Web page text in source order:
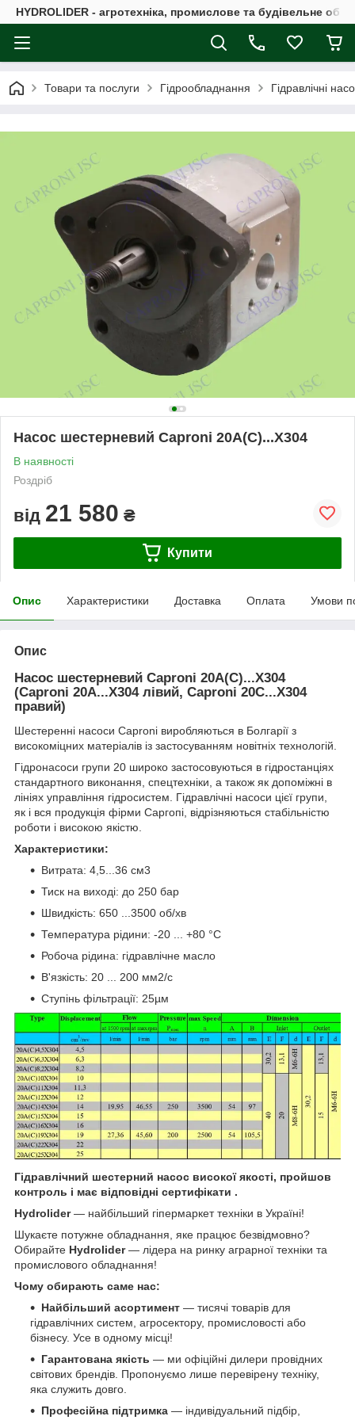
HYDROLIDER - агротехніка, промислове та будівельне
Товари та послуги Гідрообладнання Гідравлічні
Насос шестерневий Caproni 20A(C)...X304
В наявності
Роздріб
від 21 580 ₴
Купити
Опис Характеристики Доставка Оплата Умови
Опис
Насос шестерневий Caproni 20A(C)...X304
(Caproni 20A...X304 лівий, Caproni 20C...X304
правий)
Шестеренні насоси Caproni виробляються в Болгарії з
високоміцних матеріалів із застосуванням новітніх технологій.
Гідронасоси групи 20 широко застосовуються в гідростанціях
стандартного виконання, спецтехніки, а також як допоміжні в
лініях управління гідросистем. Гідравлічні насоси цієї групи,
як і вся продукція фірми Саргопі, відрізняються стабільністю
роботи і високою якістю.
Характеристики:
Витрата: 4,5...36 см3
Тиск на виході: до 250 бар
Швидкість: 650 ...3500 об/хв
Температура рідини: -20 ... +80 °C
Робоча рідина: гідравлічне масло
В'язкість: 20 ... 200 мм2/с
Ступінь фільтрації: 25µм
Гідравлічний шестерний насос високої якості, пройшов
контроль і має відповідні сертифікати .
Hydrolider— найбільший гіпермаркет техніки в Україні!
Шукаєте потужне обладнання, яке працює безвідмовно?
Обирайте Hydrolider— лідера на ринку аграрної техніки та
промислового обладнання!
Чому обирають саме нас:
Найбільший асортимент — тисячі товарів для
гідравлічних систем, агросектору, промисловості або
бізнесу. Усе в одному місці!
Гарантована якість — ми офіційні дилери провідних
світових брендів. Пропонуємо лише перевірену техніку,
яка служить довго.
Професійна підтримка — індивідуальний підбір,